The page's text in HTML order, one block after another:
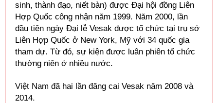
sinh, thành đạo, niết bàn) được Đại hội đồng Liên
Hợp Quốc công nhận năm 1999. Năm 2000, lần
đầu tiên ngày Đại lễ Vesak được tổ chức tại trụ sở
Liên Hợp Quốc ở New York, Mỹ với 34 quốc gia
tham dự. Từ đó, sự kiện được luân phiên tổ chức
thường niên ở nhiều nước.
Việt Nam đã hai lần đăng cai Vesak năm 2008 và
2014.